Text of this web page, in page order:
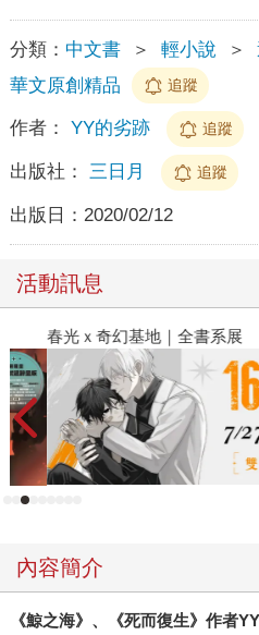
分類： 中文書 ＞ 輕小說 ＞
華文原創精品
追蹤
作者： YY的劣跡 追蹤
出版社： 三日月 追蹤
出版日： 2020/02/12
活動訊息
春光ｘ奇幻基地｜全書系展
內容簡介
《鯨之海》、《死而復生》作者